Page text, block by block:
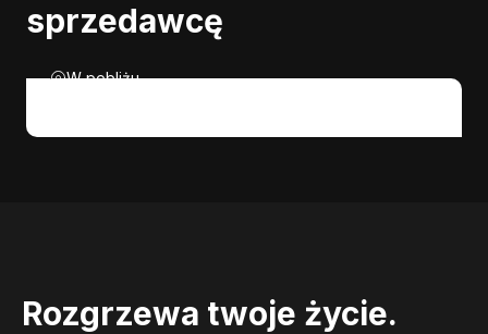
sprzedawcę
W pobliżu
Rozgrzewa twoje życie.